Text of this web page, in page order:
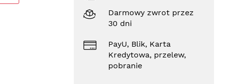
Darmowy zwrot przez
30 dni
PayU, Blik, Karta
Kredytowa, przelew,
pobranie